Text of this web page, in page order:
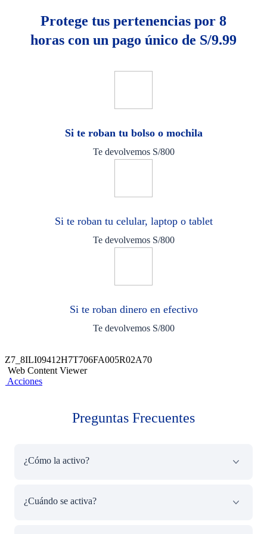
Protege tus pertenencias por 8
horas con un pago único de S/9.99
Si te roban tu bolso o mochila
Te devolvemos S/800
Si te roban tu celular, laptop o tablet
Te devolvemos S/800
Si te roban dinero en efectivo
Te devolvemos S/800
Z7_8ILI09412H7T706FA005R02A70
Web Content Viewer
Acciones
Preguntas Frecuentes
¿Cómo la activo?
siguiente:
¿Cuándo se activa?